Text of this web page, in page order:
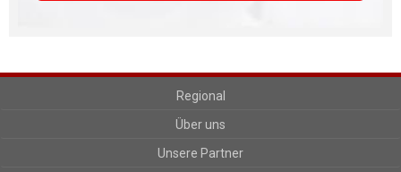
Regional
Über uns
Unsere Partner